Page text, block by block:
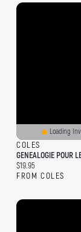
Loading
COLES
Current price:
$19.95
FROM COLES